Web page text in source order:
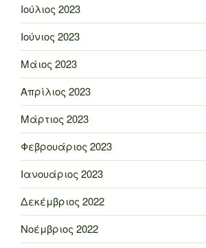
Ιούλιος 2023
Ιούνιος 2023
Μάιος 2023
Απρίλιος 2023
Μάρτιος 2023
Φεβρουάριος 2023
Ιανουάριος 2023
Δεκέμβριος 2022
Νοέμβριος 2022